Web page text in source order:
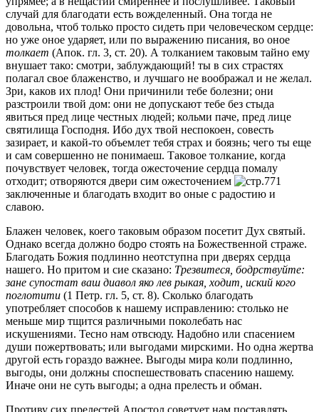
случай для благодати есть вожделенный. Она тогда не
довольна, чтоб только просто сидеть при человеческом сердце:
но уже оное ударяет, или по выражению писания, во оное
толкает (Апок. гл. 3, ст. 20). А толканием таковым тайно ему
внушает тако: смотри, заблуждающий! ты в сих страстях
полагал свое блаженство, и лучшаго не воображал и не желал.
Зри, каков их плод! Они причинили тебе болезни; они
разстроили твой дом: они не допускают тебе без стыда
явиться пред лице честных людей; кольми паче, пред лице
святилища Господня. Ибо дух твой неспокоен, совесть
зазирает, и какой-то объемлет тебя страх и боязнь; чего ты еще
и сам совершенно не понимаеш. Таковое толкание, когда
почувствует человек, тогда ожесточение сердца помалу
отходит; отворяются двери сим ожесточением
заключенные и благодать входит во оные с радостию и
славою.
Блажен человек, коего таковым образом посетит Дух святый.
Однако всегда должно бодро стоять на Божественной страже.
Благодать Божия подлинно неотступна при дверях сердца
нашего. Но притом и сие сказано: Трезвитеся, бодрствуйте:
зане супостат ваш диавол яко лев рыкая, ходит, иский кого
поглотити (1 Петр. гл. 5, ст. 8). Сколько благодать
употребляет способов к нашему исправлению: столько не
меньше мир тщится различными поколебать нас
искушениями. Тесно нам отвсюду. Надобно или спасением
души пожертвовать; или выгодами мирскими. Но одна жертва
другой есть гораздо важнее. Выгоды мира коли подлинно,
выгоды, они должны споспешествовать спасению нашему.
Иначе они не суть выгоды; а одна прелесть и обман.